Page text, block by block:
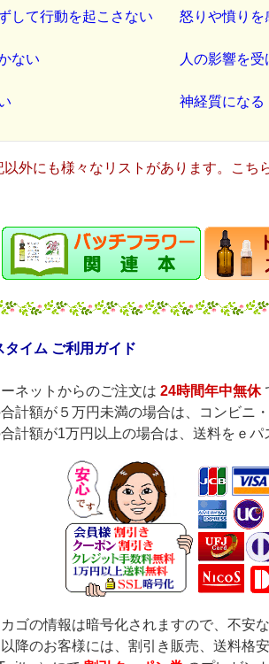
して行動を起こさない
ない
怒りや憤りを
人の影響を受
神経質になる
以外にも様々なリストがあります。こ
タイム ご利用ガイド
ネットからのご注文は24時間年中無休
計額が５万円未満の場合は、コンビニ
計額が1万円以上の場合は、送料をｅパ
ゴの情報は暗号化されますので、不安
以降のお客様には、割引き販売、送料格